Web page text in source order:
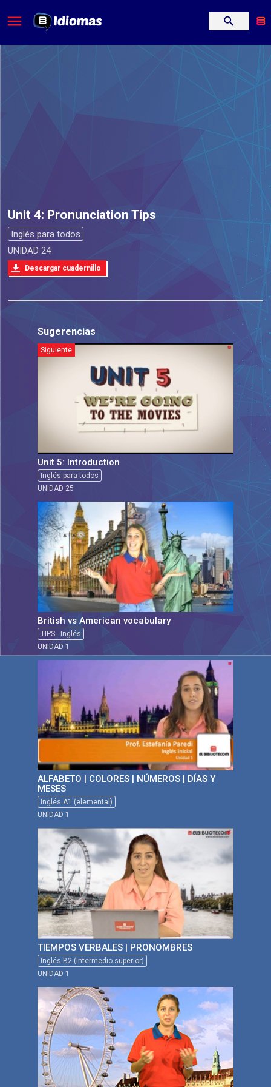
Unit 4: Pronunciation Tips
Inglés para todos
UNIDAD 24
Descargar cuadernillo
Sugerencias
Siguiente
Unit 5: Introduction
Inglés para todos
UNIDAD 25
British vs American vocabulary
TIPS - Inglés
UNIDAD 1
ALFABETO | COLORES | NÚMEROS | DÍAS Y
MESES
Inglés A1 (elemental)
UNIDAD 1
TIEMPOS VERBALES | PRONOMBRES
Inglés B2 (intermedio superior)
UNIDAD 1